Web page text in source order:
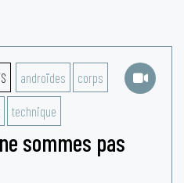
androïdes corps
technique
sommes pas